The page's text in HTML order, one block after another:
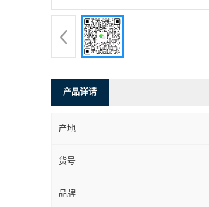
产品详请
产地
货号
品牌